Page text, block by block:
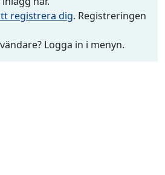
registrera dig. Registreringen
Logga in i menyn.